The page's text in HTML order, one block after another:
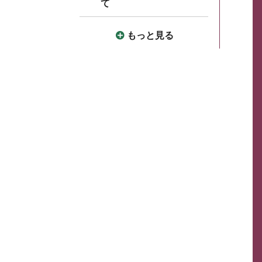
て
もっと見る